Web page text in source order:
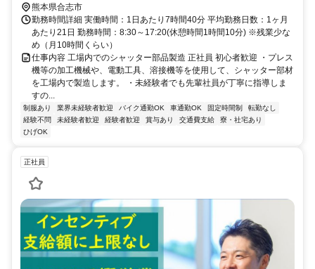
熊本県合志市
勤務時間詳細 実働時間：1日あたり7時間40分 平均勤務日数：1ヶ月
あたり21日 勤務時間：8:30～17:20(休憩時間1時間10分) ※残業少な
め（月10時間くらい）
仕事内容 工場内でのシャッター部品製造 正社員 初心者歓迎 ・プレス
機等の加工機械や、電動工具、溶接機等を使用して、シャッター部材
を工場内で製造します。 ・未経験者でも先輩社員が丁寧に指導しま
すの...
制服あり 業界未経験者歓迎 バイク通勤OK 車通勤OK 固定時間制
転勤なし
経験不問
未経験者歓迎 経験者歓迎 賞与あり 交通費支給
寮・社宅あり
ひげOK
正社員